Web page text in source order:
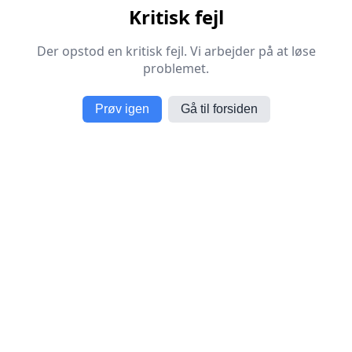
Kritisk fejl
Der opstod en kritisk fejl. Vi arbejder på at løse
problemet.
Prøv igen Gå til forsiden